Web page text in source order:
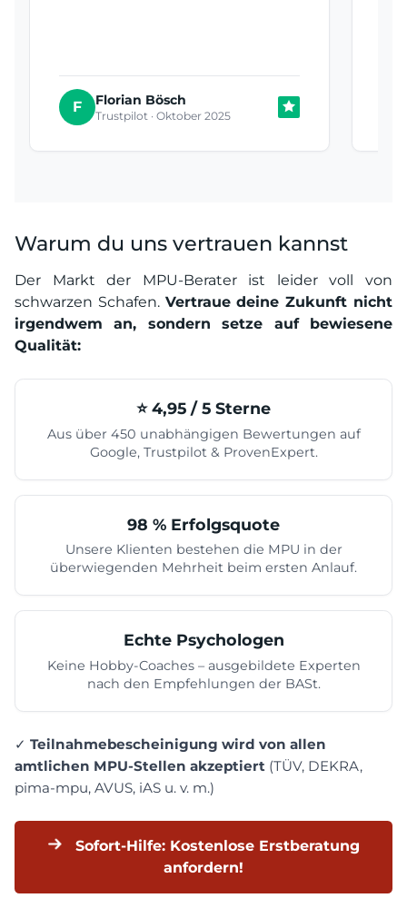
F Florian Bösch
Trustpilot · Oktober 2025
Warum du uns vertrauen kannst
Der Markt der MPU-Berater ist leider voll von
schwarzen Schafen. Vertraue deine Zukunft nicht
irgendwem an, sondern setze auf bewiesene
Qualität:
⭐️ 4,95 / 5 Sterne
Aus über 450 unabhängigen Bewertungen auf
Google, Trustpilot & ProvenExpert.
98 % Erfolgsquote
Unsere Klienten bestehen die MPU in der
überwiegenden Mehrheit beim ersten Anlauf.
Echte Psychologen
Keine Hobby-Coaches – ausgebildete Experten
nach den Empfehlungen der BASt.
✓ Teilnahmebescheinigung wird von allen
amtlichen MPU-Stellen akzeptiert (TÜV, DEKRA,
pima-mpu, AVUS, iAS u. v. m.)
Sofort-Hilfe: Kostenlose Erstberatung
anfordern!